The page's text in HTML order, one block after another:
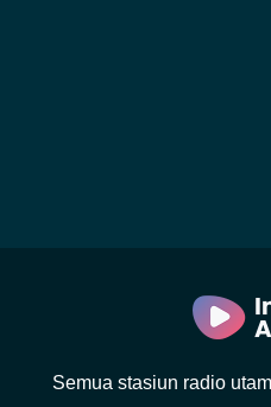
Semua stasiun radio